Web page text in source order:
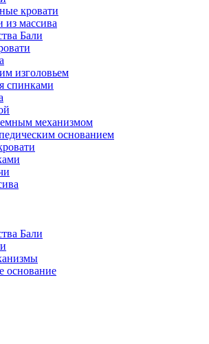
кровати
из массива
Бали
изголовьем
спинками
механизмом
основанием
Бали
основание